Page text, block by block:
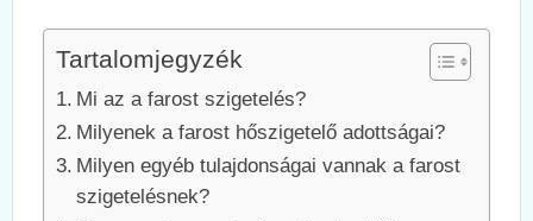
Tartalomjegyzék
Mi az a farost szigetelés?
Milyenek a farost hőszigetelő adottságai?
Milyen egyéb tulajdonságai vannak a farost
szigetelésnek?